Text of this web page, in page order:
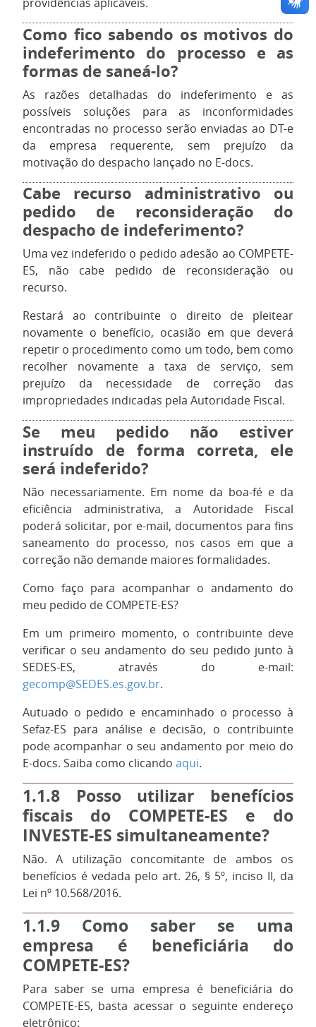
Como fico sabendo os motivos do
indeferimento do processo e as
formas de saneá-lo?
As razões detalhadas do indeferimento e as
possíveis soluções para as inconformidades
encontradas no processo serão enviadas ao DT-e
da empresa requerente, sem prejuízo da
motivação do despacho lançado no E-docs.
Cabe recurso administrativo ou
pedido de reconsideração do
despacho de indeferimento?
Uma vez indeferido o pedido adesão ao COMPETE-
ES, não cabe pedido de reconsideração ou
recurso.
Restará ao contribuinte o direito de pleitear
novamente o benefício, ocasião em que deverá
repetir o procedimento como um todo, bem como
recolher novamente a taxa de serviço, sem
prejuízo da necessidade de correção das
impropriedades indicadas pela Autoridade Fiscal.
Se meu pedido não estiver
instruído de forma correta, ele
será indeferido?
Não necessariamente. Em nome da boa-fé e da
eficiência administrativa, a Autoridade Fiscal
poderá solicitar, por e-mail, documentos para fins
saneamento do processo, nos casos em que a
correção não demande maiores formalidades.
Como faço para acompanhar o andamento do
meu pedido de COMPETE-ES?
Em um primeiro momento, o contribuinte deve
verificar o seu andamento do seu pedido junto à
SEDES-ES, através do e-mail:
gecomp@SEDES.es.gov.br.
Autuado o pedido e encaminhado o processo à
Sefaz-ES para análise e decisão, o contribuinte
pode acompanhar o seu andamento por meio do
E-docs. Saiba como clicando aqui.
1.1.8 Posso utilizar benefícios
fiscais do COMPETE-ES e do
INVESTE-ES simultaneamente?
Não. A utilização concomitante de ambos os
benefícios é vedada pelo art. 26, § 5º, inciso II, da
Lei nº 10.568/2016.
1.1.9 Como saber se uma
empresa é beneficiária do
COMPETE-ES?
Para saber se uma empresa é beneficiária do
COMPETE-ES, basta acessar o seguinte endereço
eletrônico: